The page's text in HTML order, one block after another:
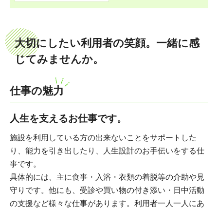
大切にしたい利用者の笑顔。一緒に感
じてみませんか。
仕事の魅力
人生を支えるお仕事です。
施設を利用している方の出来ないことをサポートした
り、能力を引き出したり、人生設計のお手伝いをする仕
事です。
具体的には、主に食事・入浴・衣類の着脱等の介助や見
守りです。他にも、受診や買い物の付き添い・日中活動
の支援など様々な仕事があります。利用者一人一人にあ